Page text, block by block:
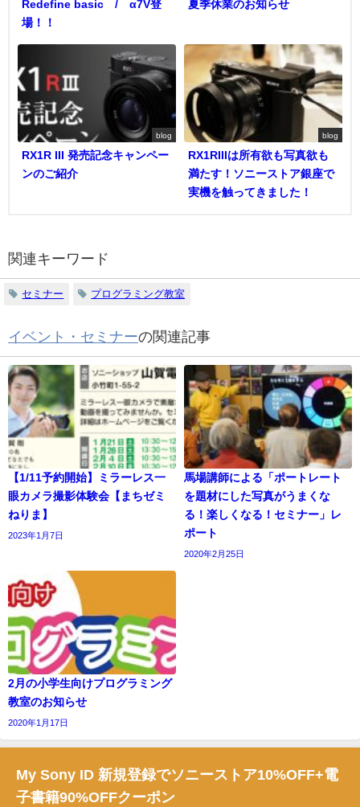
Redefine basic / α7V登
場！！
夏季休業のお知らせ
blog
RX1R III 発売記念キャンペー
ンのご紹介
blog
RX1RIIIは所有欲も写真欲も
満たす！ソニーストア銀座で
実機を触ってきました！
関連キーワード
セミナー プログラミング教室
イベント・セミナーの関連記事
【1/11予約開始】ミラーレス一
眼カメラ撮影体験会【まちゼミ
ねりま】
2023年1月7日
馬場講師による「ポートレート
を題材にした写真がうまくな
る！楽しくなる！セミナー」レ
ポート
2020年2月25日
2月の小学生向けプログラミング
教室のお知らせ
2020年1月17日
My Sony ID 新規登録でソニーストア10%OFF+電
子書籍90%OFFクーポン